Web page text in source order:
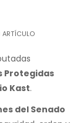
ARTÍCULO
Protegidas
Kast.
del Senado